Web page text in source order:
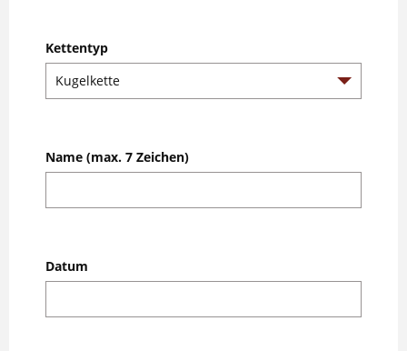
Kettentyp
Name (max. 7 Zeichen)
Datum